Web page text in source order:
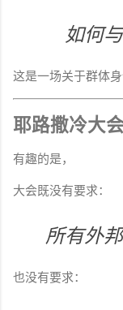
如何
这是一场关于群体身
耶路撒冷大
有趣的是，
大会既没有要求：
所有外
也没有要求：